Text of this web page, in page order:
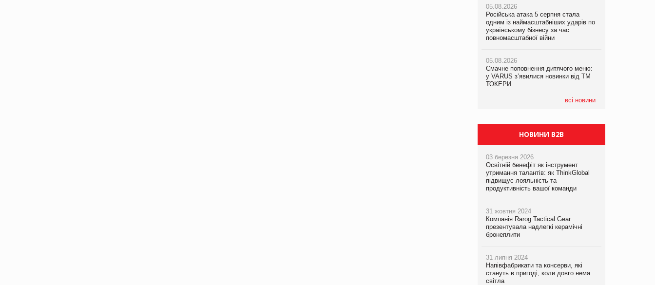
05.08.2026
Російська атака 5 серпня стала
одним із наймасштабніших ударів по
українському бізнесу за час
повномасштабної війни
05.08.2026
Смачне поповнення дитячого меню:
у VARUS з’явилися новинки від ТМ
ТОКЕРИ
всі новини
05.08.2026
Сергій Лісунов про заморожені
хлібобулочні вироби на
04.08.2026
Через атаку РФ у Дніпрі пошкоджено
склад шоколаду Millennium
рекламі екологічних продуктів
05.08.2026
AstraZeneca обговорює найбільшу
НОВИНИ B2B
03 березня 2026
Освітній бенефіт як інструмент
утримання талантів: як ThinkGlobal
підвищує лояльність та
продуктивність вашої команди
31 жовтня 2024
Компанія Rarog Tactical Gear
презентувала надлегкі керамічні
бронеплити
31 липня 2024
Напівфабрикати та консерви, які
стануть в пригоді, коли довго нема
світла